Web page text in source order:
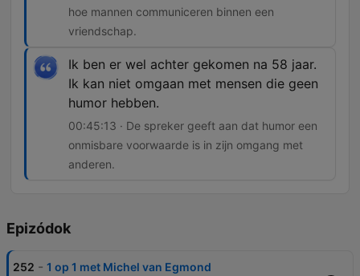
hoe mannen communiceren binnen een
vriendschap.
Ik ben er wel achter gekomen na 58 jaar.
Ik kan niet omgaan met mensen die geen
humor hebben.
00:45:13 · De spreker geeft aan dat humor een
onmisbare voorwaarde is in zijn omgang met
anderen.
Epizódok
252 - 1 op 1 met Michel van Egmond